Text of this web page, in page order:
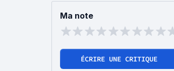
Ma note
ÉCRIRE UNE CRITIQUE